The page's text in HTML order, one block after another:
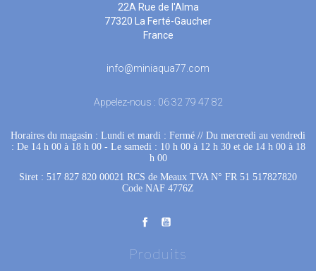
22A Rue de l'Alma
77320 La Ferté-Gaucher
France
info@miniaqua77.com
Appelez-nous : 06 32 79 47 82
Horaires du magasin : Lundi et mardi : Fermé // Du mercredi au vendredi
: De 14 h 00 à 18 h 00 - Le samedi : 10 h 00 à 12 h 30 et de 14 h 00 à 18
h 00
Siret : 517 827 820 00021 RCS de Meaux TVA N° FR 51 517827820
Code NAF 4776Z
Produits